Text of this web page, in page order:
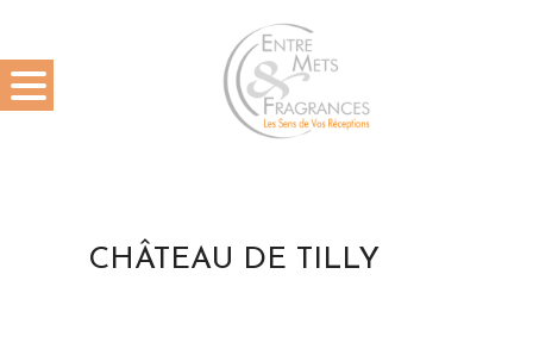
CHÂTEAU DE TILLY